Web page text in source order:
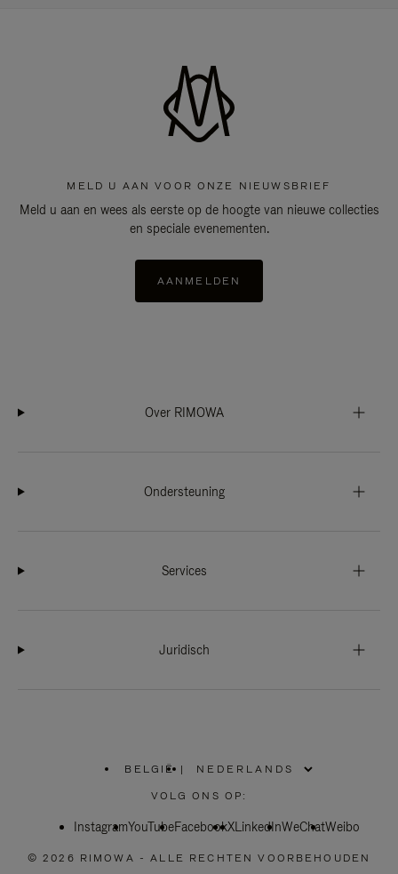
MELD U AAN VOOR ONZE NIEUWSBRIEF
Meld u aan en wees als eerste op de hoogte van nieuwe collecties
en speciale evenementen.
AANMELDEN
Over RIMOWA
Ondersteuning
Services
Juridisch
BELGIË
SELECTEER
UW
|
VOLG ONS OP:
InstagramYouTubeFacebookXLinkedInWeChatWeibo
© 2026 RIMOWA - ALLE RECHTEN VOORBEHOUDEN